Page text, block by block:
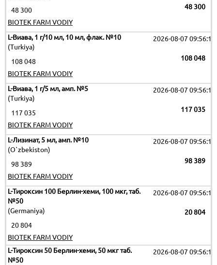
48 300
48 300
BIOTEK FARM VODIY
L-Виава, 1 г/10 мл, 10 мл, флак. №10
(Turkiya)
2026-08-07 09:56:12
108 048
108 048
BIOTEK FARM VODIY
L-Виава, 1 г/5 мл, амп. №5
(Turkiya)
2026-08-07 09:56:12
117 035
117 035
BIOTEK FARM VODIY
L-Лизинат, 5 мл, амп. №10
(O`zbekiston)
2026-08-07 09:56:12
98 389
98 389
BIOTEK FARM VODIY
L-Тироксин 100 Берлин-хеми, 100 мкг, таб.
№50
(Germaniya)
2026-08-07 09:56:12
20 804
20 804
BIOTEK FARM VODIY
L-Тироксин 50 Берлин-хеми, 50 мкг таб.
№50
2026-08-07 09:56:12